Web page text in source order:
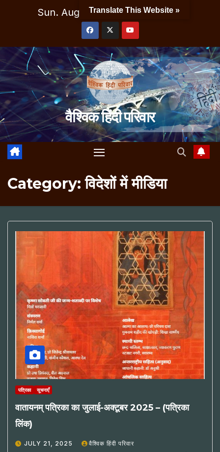
Sun. Aug 9th, 2026 10:12:13 AM
वैश्विक हिंदी परिवार
Category:विदेशों में मीडिया
पत्रिका सूचनाएँ
वातायनम् पत्रिका का जुलाई-अक्टूबर 2025 – (पत्रिका
लिंक)
JULY 21, 2025 वैश्विक हिंदी परिवार
Translate This Website »